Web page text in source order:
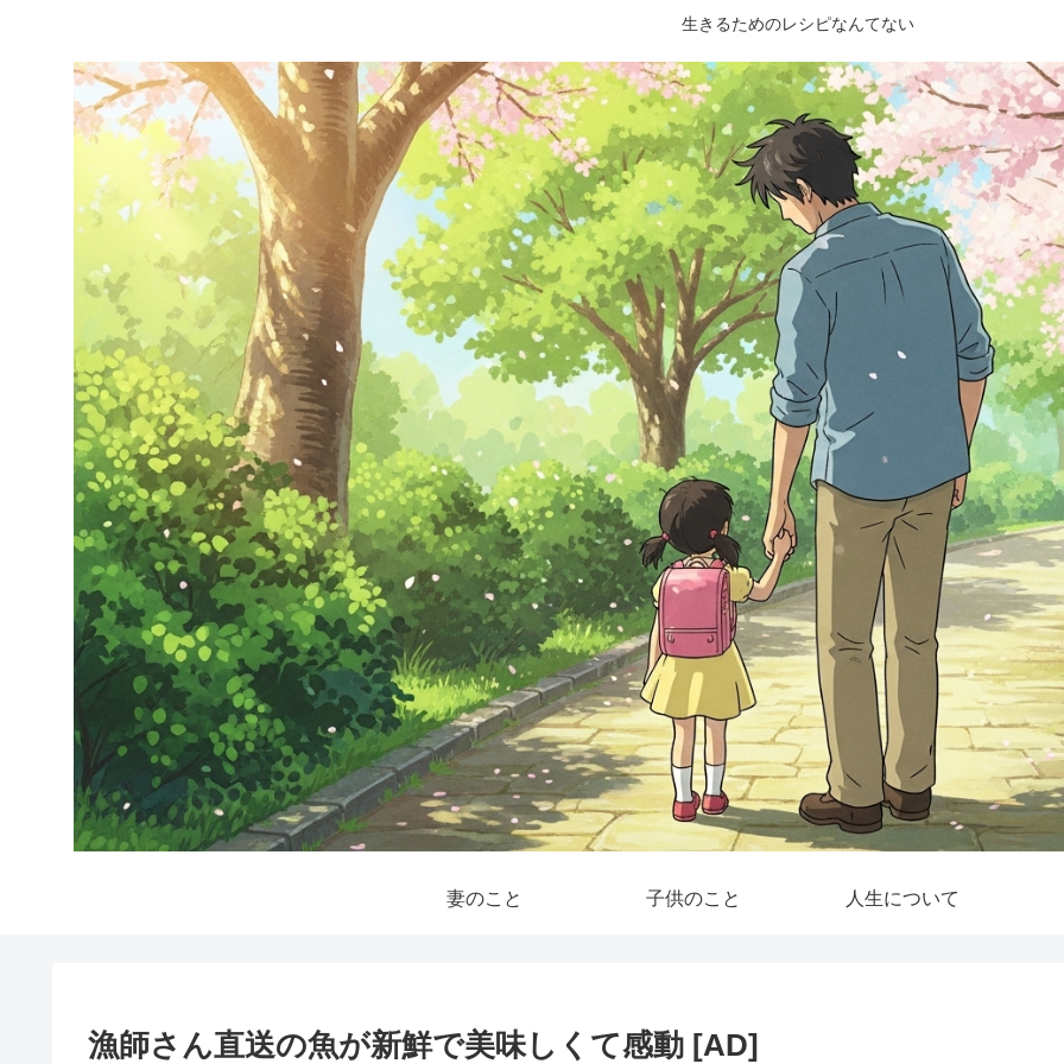
生きるためのレシピなんてない
妻のこと 子供のこと 人生について
漁師さん直送の魚が新鮮で美味しくて感動 [AD]